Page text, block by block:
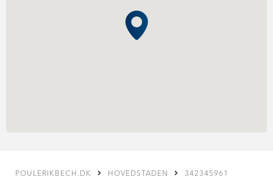
POULERIKBECH.DK HOVEDSTADEN 342345961